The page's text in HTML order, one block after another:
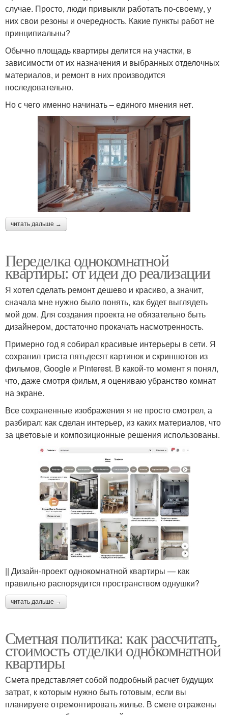
случае. Просто, люди привыкли работать по-своему, у
них свои резоны и очередность. Какие пункты работ не
принципиальны?
Обычно площадь квартиры делится на участки, в
зависимости от их назначения и выбранных отделочных
материалов, и ремонт в них производится
последовательно.
Но с чего именно начинать – единого мнения нет.
читать дальше →
Переделка однокомнатной
квартиры: от идеи до реализации
Я хотел сделать ремонт дешево и красиво, а значит,
сначала мне нужно было понять, как будет выглядеть
мой дом. Для создания проекта не обязательно быть
дизайнером, достаточно прокачать насмотренность.
Примерно год я собирал красивые интерьеры в сети. Я
сохранил триста пятьдесят картинок и скриншотов из
фильмов, Google и Pinterest. В какой-то момент я понял,
что, даже смотря фильм, я оцениваю убранство комнат
на экране.
Все сохраненные изображения я не просто смотрел, а
разбирал: как сделан интерьер, из каких материалов, что
за цветовые и композиционные решения использованы.
|| Дизайн-проект однокомнатной квартиры — как
правильно распорядится пространством однушки?
читать дальше →
Сметная политика: как рассчитать
стоимость отделки однокомнатной
квартиры
Смета представляет собой подробный расчет будущих
затрат, к которым нужно быть готовым, если вы
планируете отремонтировать жилье. В смете отражены